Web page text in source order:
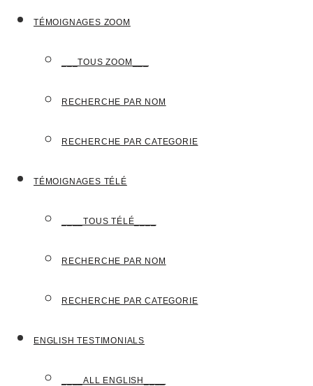
TÉMOIGNAGES ZOOM
___TOUS ZOOM___
RECHERCHE PAR NOM
RECHERCHE PAR CATEGORIE
TÉMOIGNAGES TÉLÉ
____TOUS TÉLÉ____
RECHERCHE PAR NOM
RECHERCHE PAR CATEGORIE
ENGLISH TESTIMONIALS
____ALL ENGLISH____